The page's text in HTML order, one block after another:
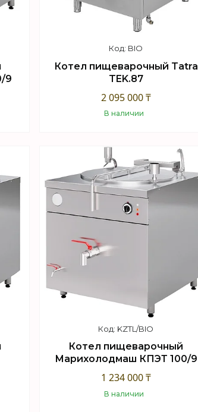
9
BIO
Котел пищеварочный Tatra
TEK.87
2 095 000 ₸
В наличии
KZTL/BIO
Котел пищеварочный
Марихолодмаш КПЭТ 100/9
1 234 000 ₸
В наличии